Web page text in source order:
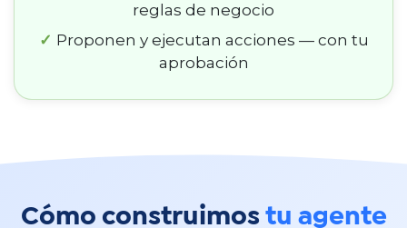
reglas de negocio
✓ Proponen y ejecutan acciones — con tu
aprobación
Cómo construimostu agente